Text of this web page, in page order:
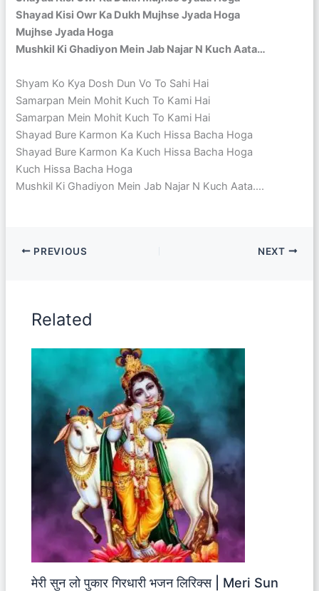
Shayad Kisi Owr Ka Dukh Mujhse Jyada Hoga
Mujhse Jyada Hoga
Mushkil Ki Ghadiyon Mein Jab Najar N Kuch Aata…
Shyam Ko Kya Dosh Dun Vo To Sahi Hai
Samarpan Mein Mohit Kuch To Kami Hai
Samarpan Mein Mohit Kuch To Kami Hai
Shayad Bure Karmon Ka Kuch Hissa Bacha Hoga
Shayad Bure Karmon Ka Kuch Hissa Bacha Hoga
Kuch Hissa Bacha Hoga
Mushkil Ki Ghadiyon Mein Jab Najar N Kuch Aata….
PREVIOUS NEXT
Related
मेरी सुन लो पुकार गिरधारी भजन लिरिक्स | Meri Sun